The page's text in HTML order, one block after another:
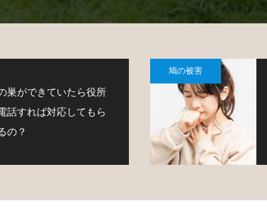
。
せ付けなくするための薬剤で、様々
なタイプのものがあります。
巣ができていたら役所
話すれば対応してもら
の？
鳩の被害